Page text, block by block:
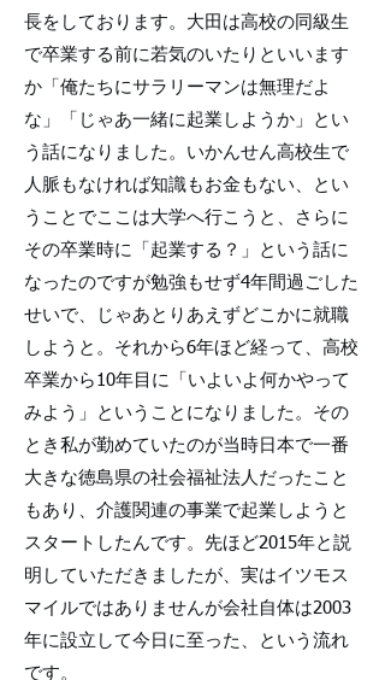
長をしております。大田は高校の同級生
で卒業する前に若気のいたりといいます
か「俺たちにサラリーマンは無理だよ
な」「じゃあ一緒に起業しようか」とい
う話になりました。いかんせん高校生で
人脈もなければ知識もお金もない、とい
うことでここは大学へ行こうと、さらに
その卒業時に「起業する？」という話に
なったのですが勉強もせず4年間過ごした
せいで、じゃあとりあえずどこかに就職
しようと。それから6年ほど経って、高校
卒業から10年目に「いよいよ何かやって
みよう」ということになりました。その
とき私が勤めていたのが当時日本で一番
大きな徳島県の社会福祉法人だったこと
もあり、介護関連の事業で起業しようと
スタートしたんです。先ほど2015年と説
明していただきましたが、実はイツモス
マイルではありませんが会社自体は2003
年に設立して今日に至った、という流れ
です。